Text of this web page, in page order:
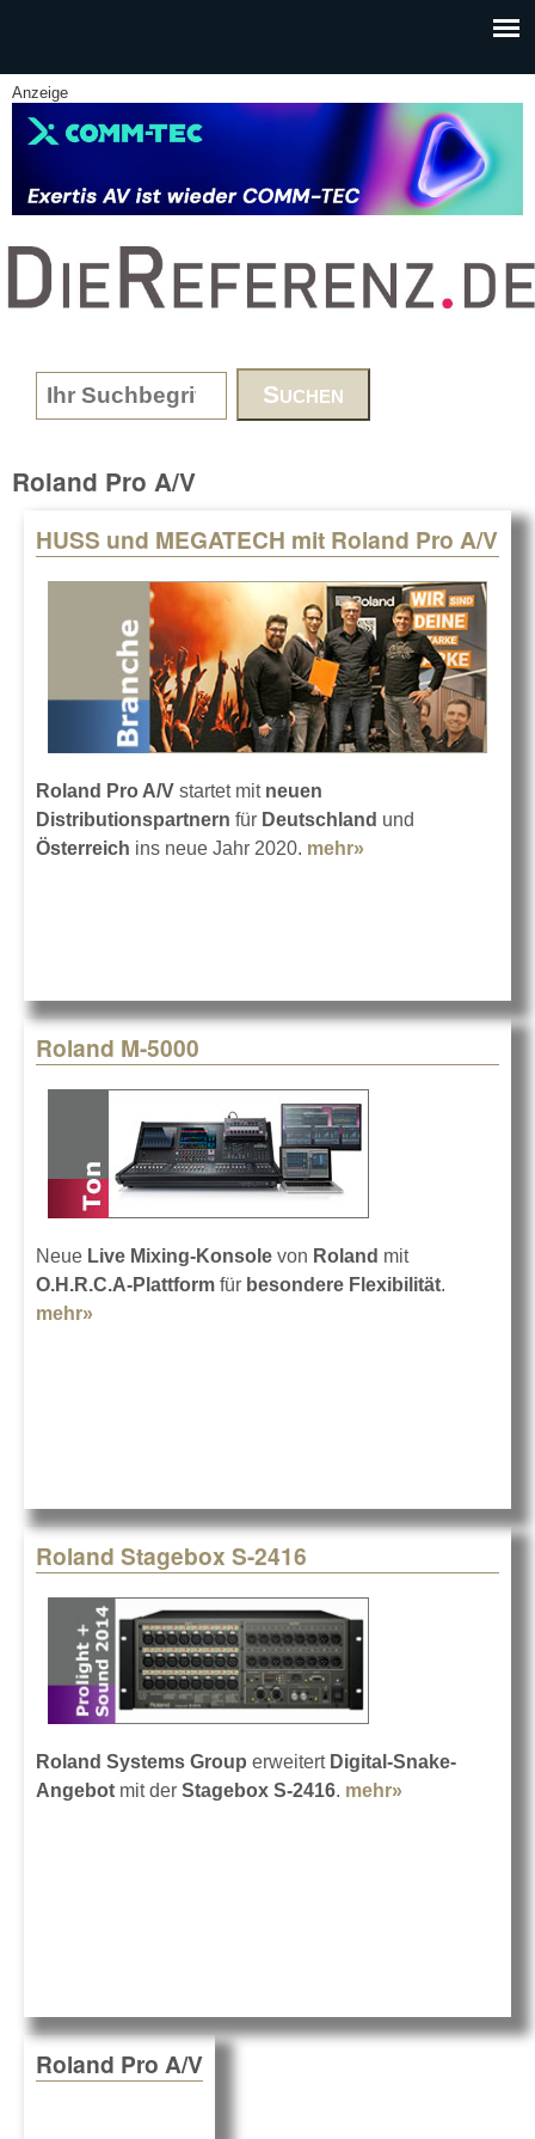
Anzeige
www.DieReferenz.de
Search form
Roland Pro A/V
HUSS und MEGATECH mit Roland Pro A/V
Roland Pro A/V startet mit neuen
Distributionspartnern für Deutschland und
Österreich ins neue Jahr 2020. mehr»
Roland M-5000
Neue Live Mixing-Konsole von Roland mit
O.H.R.C.A-Plattform für besondere Flexibilität.
mehr»
Roland Stagebox S-2416
Roland Systems Group erweitert Digital-Snake-
Angebot mit der Stagebox S-2416. mehr»
Roland Pro A/V
Pages